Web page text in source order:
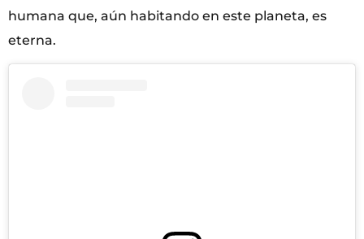
humana que, aún habitando en este planeta, es
eterna.